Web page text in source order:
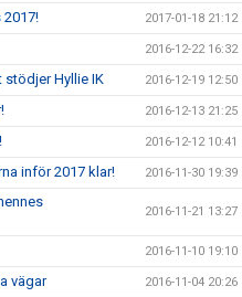
2017! 2017-01-18 21:12
2016-12-22 16:32
Hyllie IK 2016-12-19 12:50
2016-12-13 21:25
2016-12-12 10:41
inför 2017 klar! 2016-11-30 19:39
2016-11-21 13:27
2016-11-10 19:10
vägar 2016-11-04 20:26